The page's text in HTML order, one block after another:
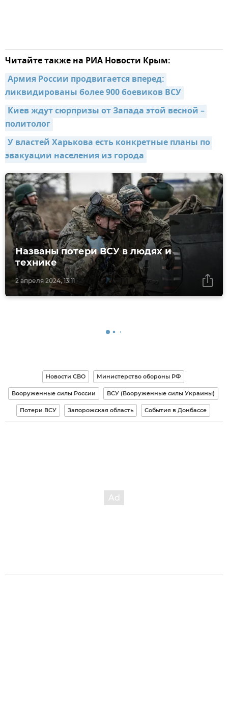
Читайте также на РИА Новости Крым:
Армия России продвигается вперед:
ликвидированы более 900 боевиков ВСУ
Киев ждут сюрпризы от Запада этой весной –
политолог
У властей Харькова есть конкретные планы по
эвакуации населения из города
2 апреля 2024, 13:11
Названы потери ВСУ в людях и
технике
Новости СВО Министерство обороны РФ
Вооруженные силы России ВСУ (Вооруженные силы Украины)
Потери ВСУ Запорожская область События в Донбассе